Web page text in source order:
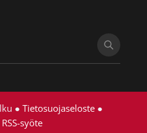
● Tietosuojaseloste●
syöte